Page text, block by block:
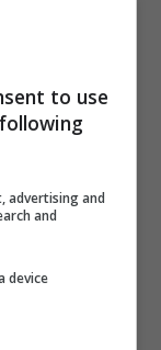
2050€
fino a 50€ in
to use
advertising and
and
device